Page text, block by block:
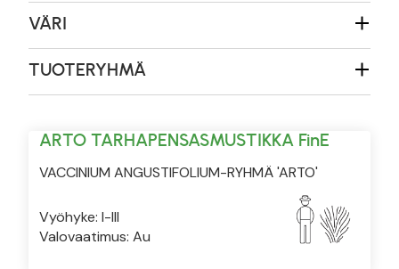
VÄRI
TUOTERYHMÄ
ARTO TARHAPENSASMUSTIKKA FinE
VACCINIUM ANGUSTIFOLIUM-RYHMÄ 'ARTO'
Vyöhyke: I-III
Valovaatimus: Au